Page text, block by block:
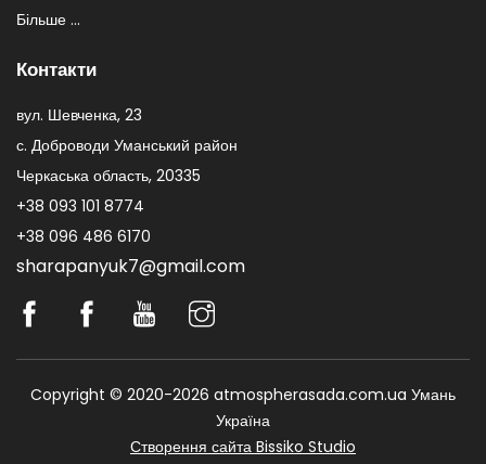
Більше ...
Контакти
вул. Шевченка, 23
с. Доброводи Уманський район
Черкаська область, 20335
+38 093 101 8774
+38 096 486 6170
sharapanyuk7@gmail.com
Copyright © 2020-2026 atmospherasada.com.ua Умань
Україна
Створення сайта Bissiko Studio